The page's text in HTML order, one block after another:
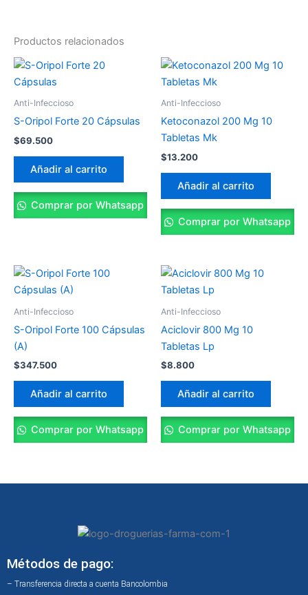
Productos relacionados
Anti-Infeccioso
S-Oripol Forte 20 Cápsulas
$69.500
Añadir al carrito
Comprar por Whatsapp
Anti-Infeccioso
Ketoconazol 200 Mg 10
Tabletas Mk
$13.200
Añadir al carrito
Comprar por Whatsapp
Anti-Infeccioso
S-Oripol Forte 100 Cápsulas
(A)
$347.500
Añadir al carrito
Comprar por Whatsapp
Anti-Infeccioso
Aciclovir 800 Mg 10
Tabletas Lp
$8.800
Añadir al carrito
Comprar por Whatsapp
Métodos de pago:
– Transferencia directa a cuenta Bancolombia